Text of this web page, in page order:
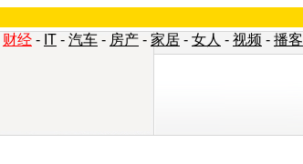
财经 - IT - 汽车 - 房产 - 家居 - 女人 - 视频 - 播客